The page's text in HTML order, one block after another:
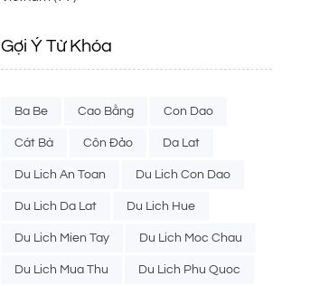
Gợi Ý Từ Khóa
Ba Be Cao Bằng Con Dao
Cát Bà Côn Đảo Da Lat
Du Lich An Toan Du Lich Con Dao
Du Lich Da Lat Du Lich Hue
Du Lich Mien Tay Du Lich Moc Chau
Du Lich Mua Thu Du Lich Phu Quoc